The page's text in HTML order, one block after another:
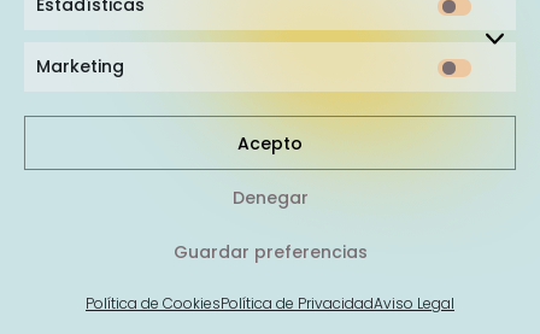
Estadísticas
Marketing
Acepto
Denegar
Guardar preferencias
Política de CookiesPolítica de PrivacidadAviso Legal